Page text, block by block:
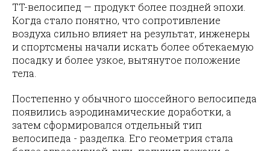
TT-велосипед — продукт более поздней эпохи.
Когда стало понятно, что сопротивление
воздуха сильно влияет на результат, инженеры
и спортсмены начали искать более обтекаемую
посадку и более узкое, вытянутое положение
тела.
Постепенно у обычного шоссейного велосипеда
появились аэродинамические доработки, а
затем сформировался отдельный тип
велосипеда - разделка. Его геометрия стала